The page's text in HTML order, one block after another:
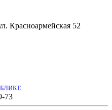
Красноармейская 52
73